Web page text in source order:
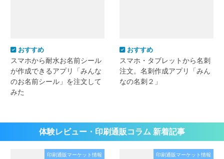
おすすめ
スマホから耐水お名前シール
が作成できるアプリ「みんな
のお名前シール」を注文して
みた
おすすめ
スマホ・タブレットから名刺
注文。名刺作成アプリ「みん
なの名刺２」
体験レビュー・印刷通販コラム 新着記事
印刷通販マーケット情報 印刷通販マーケット情報